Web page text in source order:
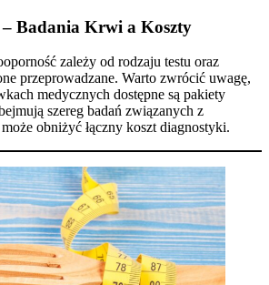
Badania Krwi a Koszty
zależy od rodzaju testu oraz
przeprowadzane. Warto zwrócić uwagę,
medycznych dostępne są pakiety
szereg badań związanych z
obniżyć łączny koszt diagnostyki.